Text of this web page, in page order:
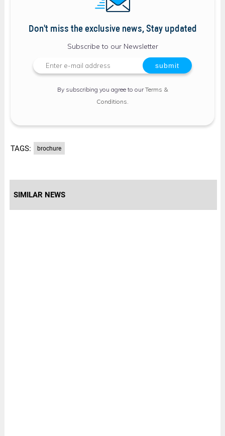
Don't miss the exclusive news, Stay updated
Subscribe to our Newsletter
By subscribing you agree to ourTerms &
Conditions
TAGS: brochure
SIMILAR NEWS